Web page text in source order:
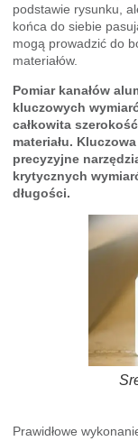
podstawie rysunku,
końca do siebie
mogą prowadzić do
materiałów.
Pomiar kanałów
kluczowych
całkowita
materiału.
precyzyjne
krytycznych
długości.
Prawidłowe